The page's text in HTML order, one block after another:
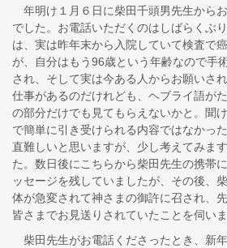
年明け１月６日に柴田千頭男先生から
でした。お電話いただくのはしばらくぶ
は、実は昨年末から入院していて検査で
が、自分はもう96歳という年齢なので手
され、そして実は今ある人からお願いさ
仕事があるのだけれども、ヘブライ語が
の部分だけでも見てもらえないかと。聞
で簡単に引き受けられる内容ではなかっ
直難しいと思いますが、少し考えてみま
た。数日後にこちらから柴田先生の携帯
ッセージを残していましたが、その後、
体が急変されて神さまの御許に召され、
皆さまでお見送りされていたことを伺いま
柴田先生がお電話くださったとき、新